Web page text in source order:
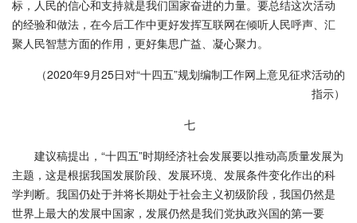
标，人民的信心和支持就是我们国家奋进的力量。要总结这次活动
的经验和做法，在今后工作中更好发挥互联网在倾听人民呼声、汇
聚人民智慧方面的作用，更好集思广益、凝心聚力。
（2020年9月25日对“十四五”规划编制工作网上意见征求活动的
指示）
七
建议稿提出，“十四五”时期经济社会发展要以推动高质量发展为
主题，这是根据我国发展阶段、发展环境、发展条件变化作出的科
学判断。我国仍处于并将长期处于社会主义初级阶段，我国仍然是
世界上最大的发展中国家，发展仍然是我们党执政兴国的第一要